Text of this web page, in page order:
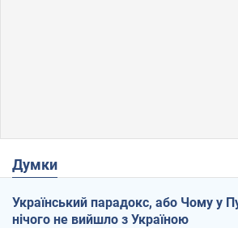
Думки
Український парадокс, або Чому у
нічого не вийшло з Україною